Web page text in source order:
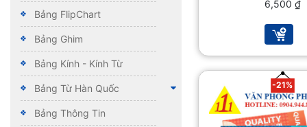
Bảng FlipChart
Bảng Ghim
Bảng Kính - Kính Từ
Bảng Từ Hàn Quốc
Bảng Thông Tin
6,500 ₫
-21%